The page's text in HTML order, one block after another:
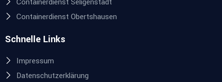
Containerdienst Seligenstadt
Containerdienst Obertshausen
Schnelle Links
Impressum
Datenschutzerklärung